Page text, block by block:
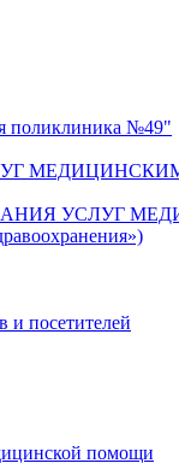
№49"
УСЛУГ
и посетителей
помощи